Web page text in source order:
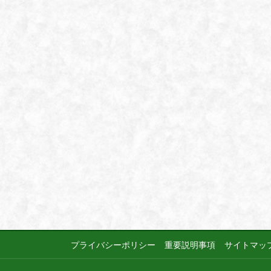
プライバシーポリシー 重要説明事項 サイトマッ